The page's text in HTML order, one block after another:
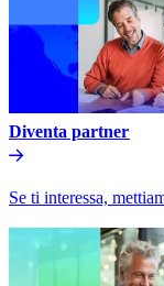
Diventa partner​​
Se ti interessa,